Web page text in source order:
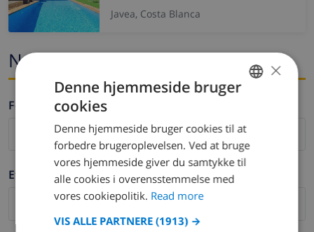
Javea, Costa Blanca
Navn og e-mail
Fornavn *
Efternavn *
DUTCH
SPANISH
×
Denne hjemmeside bruger
cookies
Denne hjemmeside bruger cookies til at
forbedre brugeroplevelsen. Ved at bruge
vores hjemmeside giver du samtykke til
alle cookies i overensstemmelse med
vores cookiepolitik. Read more
VIS ALLE PARTNERE (1913) →